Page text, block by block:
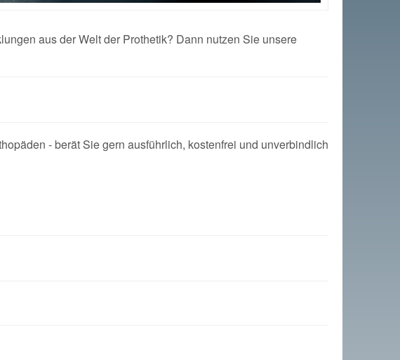
aus der Welt der Prothetik? Dann nutzen Sie unsere
- berät Sie gern ausführlich, kostenfrei und unverbindlich